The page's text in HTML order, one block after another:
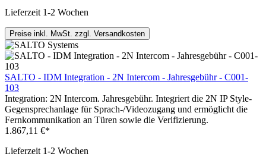
Lieferzeit 1-2 Wochen
Preise inkl. MwSt. zzgl. Versandkosten
SALTO - IDM Integration - 2N Intercom - Jahresgebühr - C001-
103
Integration: 2N Intercom. Jahresgebühr. Integriert die 2N IP Style-
Gegensprechanlage für Sprach-/Videozugang und ermöglicht die
Fernkommunikation an Türen sowie die Verifizierung.
1.867,11 €*
Lieferzeit 1-2 Wochen